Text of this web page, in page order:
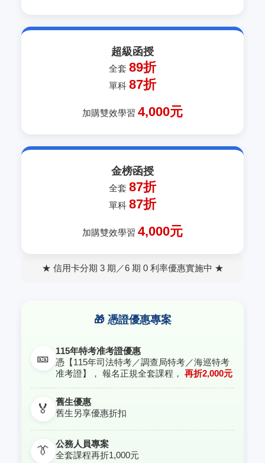
超級函授
全套 89折
單科 87折
加購雙效學習 4,000元
金榜函授
全套 87折
單科 87折
加購雙效學習 4,000元
★ 信用卡分期 3 期／6 期 0 利率優惠實施中 ★
🎁 憑證優惠專案
🎫
115年特考准考證優惠
憑【115年司法特考／調查局特考／海巡特考
准考證】， 報名正規全套課程， 再折2,000元
🏅
舊生優惠
舊生另享優惠折扣
👔
公務人員專案
全套課程再折1,000元